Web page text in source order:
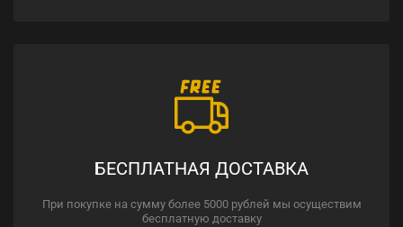
БЕСПЛАТНАЯ ДОСТАВКА
При покупке на сумму более 5000 рублей мы осуществим
бесплатную доставку